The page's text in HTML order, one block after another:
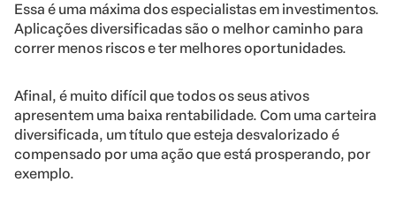
Essa é uma máxima dos especialistas em investimentos.
Aplicações diversificadas são o melhor caminho para
correr menos riscos e ter melhores oportunidades.
Afinal, é muito difícil que todos os seus ativos
apresentem uma baixa rentabilidade. Com uma carteira
diversificada, um título que esteja desvalorizado é
compensado por uma ação que está prosperando, por
exemplo.